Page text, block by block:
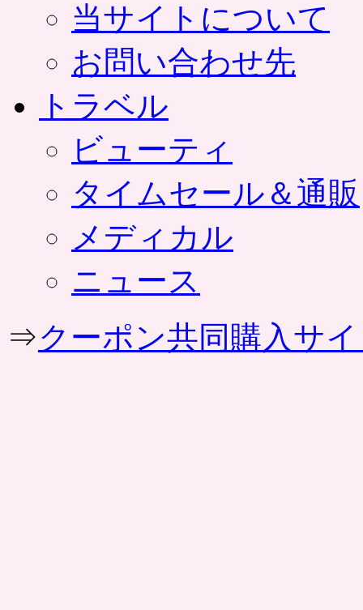
当サイトについて
お問い合わせ先
トラベル
ビューティ
タイムセール＆通販
メディカル
ニュース
⇒クーポン共同購入サ